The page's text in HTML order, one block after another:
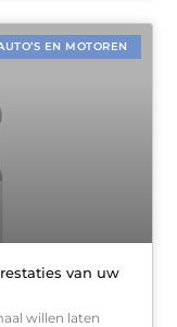
EN MOTOREN
van uw
willen laten